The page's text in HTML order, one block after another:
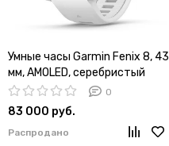
Умные часы Garmin Fenix 8, 43
мм, AMOLED, серебристый
корпус, белый ремешок
0
83 000 руб.
Распродано